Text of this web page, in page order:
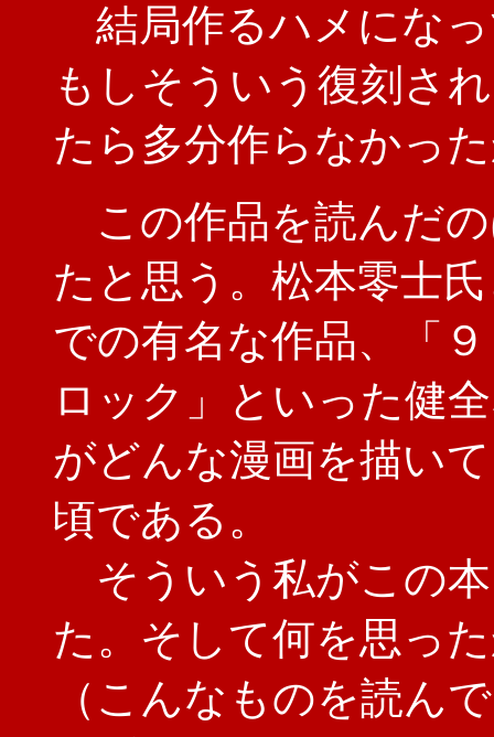
結局作るハメにな
もしそういう復刻さ
たら多分作らなかっ
この作品を読んだ
たと思う。松本零士
での有名な作品、「
ロック」といった健
がどんな漫画を描い
頃である。
そういう私がこの
た。そして何を思っ
（こんなものを読ん